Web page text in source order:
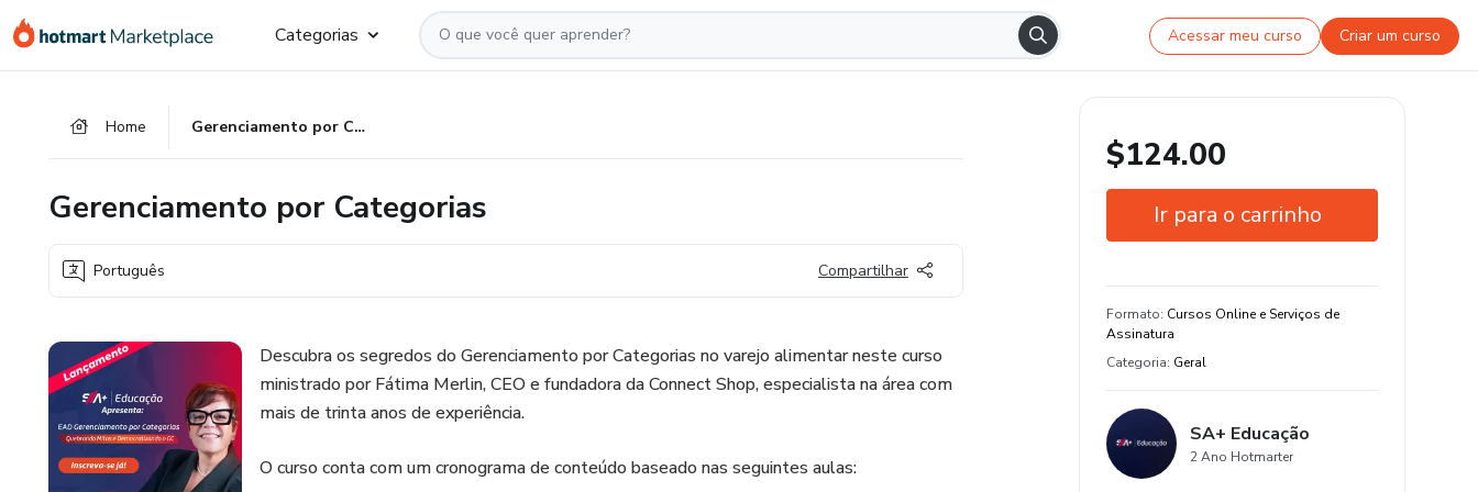
para
para
para
Categorias Acessar meu curso Criar um curso
Home Gerenciamento por Categorias
Gerenciamento por Categorias
Português Compartilhar
Descubra os segredos do Gerenciamento por Categorias no varejo alimentar neste curso
ministrado por Fátima Merlin, CEO e fundadora da Connect Shop, especialista na área com
mais de trinta anos de experiência.
O curso conta com um cronograma de conteúdo baseado nas seguintes aulas:
$124.00
Ir para o carrinho
Formato: Cursos Online e Serviços de
Assinatura
Categoria: Geral
SA+ Educação
2 Ano Hotmarter